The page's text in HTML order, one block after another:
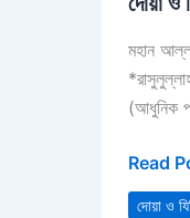
মহান
(আধুনিক
ও
করার
মধ্যে
আমাদের
বনাম
কার্যকরী
Read
দোয়া ও